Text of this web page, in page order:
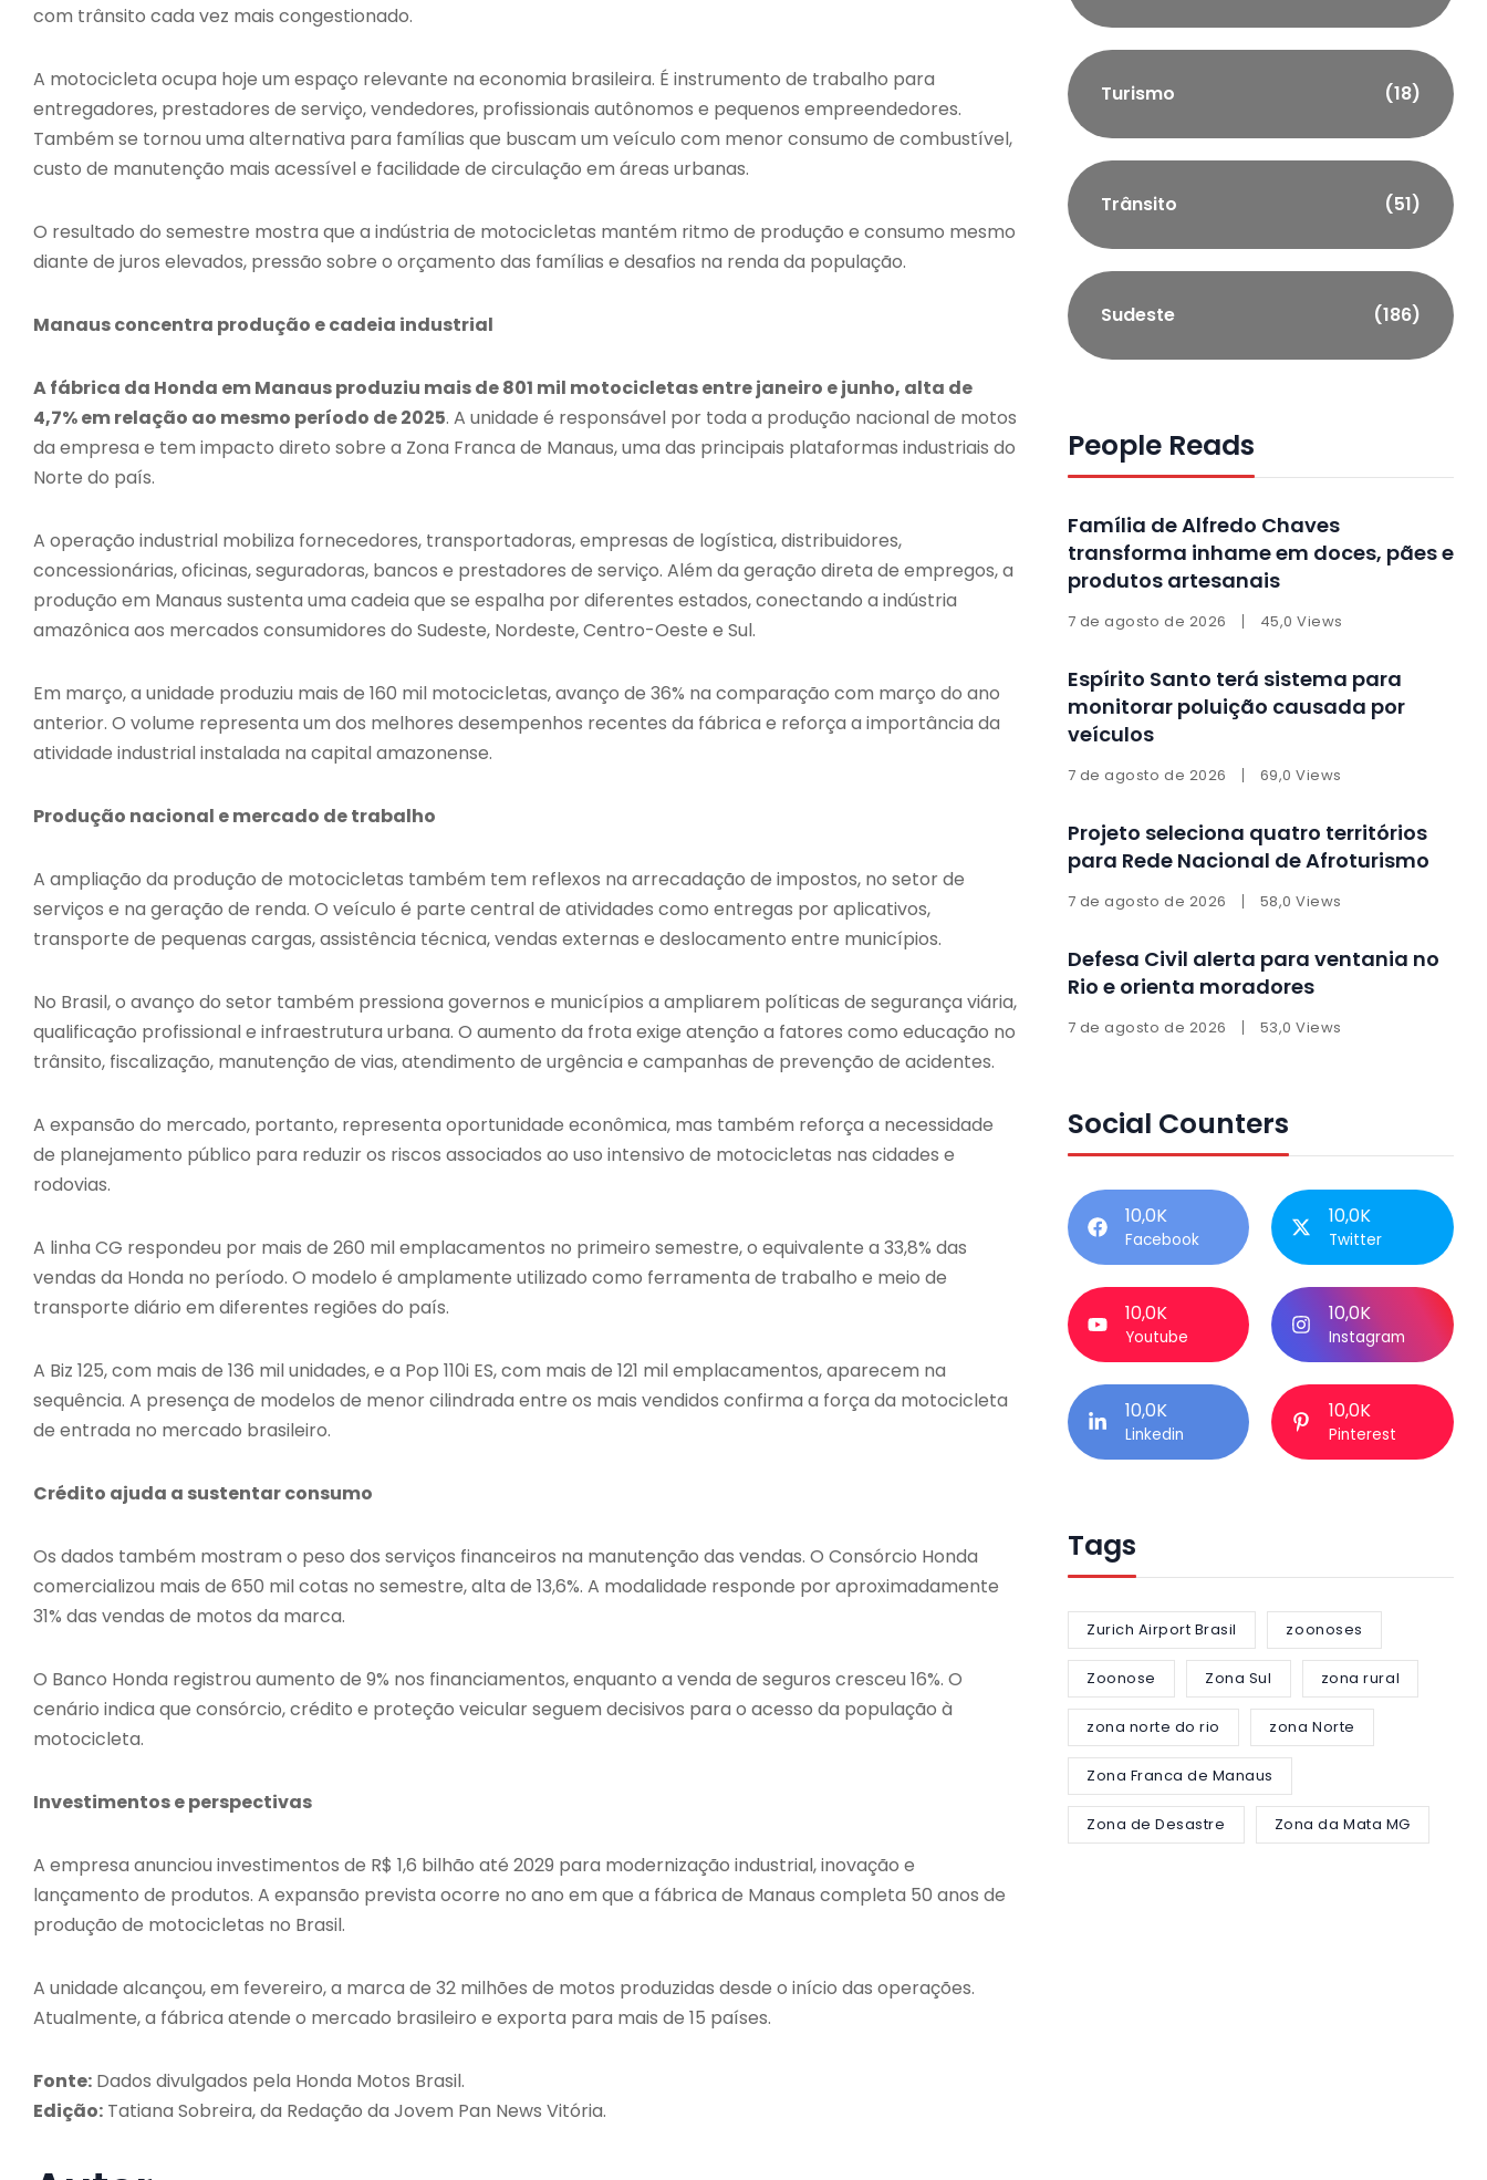
com trânsito cada vez mais congestionado.
A motocicleta ocupa hoje um espaço relevante na economia brasileira. É instrumento de trabalho para
entregadores, prestadores de serviço, vendedores, profissionais autônomos e pequenos empreendedores.
Também se tornou uma alternativa para famílias que buscam um veículo com menor consumo de combustível,
custo de manutenção mais acessível e facilidade de circulação em áreas urbanas.
O resultado do semestre mostra que a indústria de motocicletas mantém ritmo de produção e consumo mesmo
diante de juros elevados, pressão sobre o orçamento das famílias e desafios na renda da população.
Manaus concentra produção e cadeia industrial
A fábrica da Honda em Manaus produziu mais de 801 mil motocicletas entre janeiro e junho, alta de
4,7% em relação ao mesmo período de 2025. A unidade é responsável por toda a produção nacional de motos
da empresa e tem impacto direto sobre a Zona Franca de Manaus, uma das principais plataformas industriais do
Norte do país.
A operação industrial mobiliza fornecedores, transportadoras, empresas de logística, distribuidores,
concessionárias, oficinas, seguradoras, bancos e prestadores de serviço. Além da geração direta de empregos, a
produção em Manaus sustenta uma cadeia que se espalha por diferentes estados, conectando a indústria
amazônica aos mercados consumidores do Sudeste, Nordeste, Centro-Oeste e Sul.
Em março, a unidade produziu mais de 160 mil motocicletas, avanço de 36% na comparação com março do ano
anterior. O volume representa um dos melhores desempenhos recentes da fábrica e reforça a importância da
atividade industrial instalada na capital amazonense.
Produção nacional e mercado de trabalho
A ampliação da produção de motocicletas também tem reflexos na arrecadação de impostos, no setor de
serviços e na geração de renda. O veículo é parte central de atividades como entregas por aplicativos,
transporte de pequenas cargas, assistência técnica, vendas externas e deslocamento entre municípios.
No Brasil, o avanço do setor também pressiona governos e municípios a ampliarem políticas de segurança viária,
qualificação profissional e infraestrutura urbana. O aumento da frota exige atenção a fatores como educação no
trânsito, fiscalização, manutenção de vias, atendimento de urgência e campanhas de prevenção de acidentes.
A expansão do mercado, portanto, representa oportunidade econômica, mas também reforça a necessidade
de planejamento público para reduzir os riscos associados ao uso intensivo de motocicletas nas cidades e
rodovias.
A linha CG respondeu por mais de 260 mil emplacamentos no primeiro semestre, o equivalente a 33,8% das
vendas da Honda no período. O modelo é amplamente utilizado como ferramenta de trabalho e meio de
transporte diário em diferentes regiões do país.
A Biz 125, com mais de 136 mil unidades, e a Pop 110i ES, com mais de 121 mil emplacamentos, aparecem na
sequência. A presença de modelos de menor cilindrada entre os mais vendidos confirma a força da motocicleta
de entrada no mercado brasileiro.
Crédito ajuda a sustentar consumo
Os dados também mostram o peso dos serviços financeiros na manutenção das vendas. O Consórcio Honda
comercializou mais de 650 mil cotas no semestre, alta de 13,6%. A modalidade responde por aproximadamente
31% das vendas de motos da marca.
O Banco Honda registrou aumento de 9% nos financiamentos, enquanto a venda de seguros cresceu 16%. O
cenário indica que consórcio, crédito e proteção veicular seguem decisivos para o acesso da população à
motocicleta.
Investimentos e perspectivas
A empresa anunciou investimentos de R$ 1,6 bilhão até 2029 para modernização industrial, inovação e
lançamento de produtos. A expansão prevista ocorre no ano em que a fábrica de Manaus completa 50 anos de
produção de motocicletas no Brasil.
A unidade alcançou, em fevereiro, a marca de 32 milhões de motos produzidas desde o início das operações.
Atualmente, a fábrica atende o mercado brasileiro e exporta para mais de 15 países.
Fonte: Dados divulgados pela Honda Motos Brasil.
Edição: Tatiana Sobreira, da Redação da Jovem Pan News Vitória.
Turismo (18)
Trânsito (51)
Sudeste (186)
People Reads
Família de Alfredo Chaves
transforma inhame em doces, pães e
produtos artesanais
7 de agosto de 2026 45,0 Views
Espírito Santo terá sistema para
monitorar poluição causada por
veículos
7 de agosto de 2026 69,0 Views
Projeto seleciona quatro territórios
para Rede Nacional de Afroturismo
7 de agosto de 2026 58,0 Views
Defesa Civil alerta para ventania no
Rio e orienta moradores
7 de agosto de 2026 53,0 Views
Social Counters
10,0K
Facebook
10,0K
Twitter
10,0K
Youtube
10,0K
Instagram
10,0K
Linkedin
10,0K
Pinterest
Tags
Zurich Airport Brasil zoonoses
Zoonose Zona Sul zona rural
zona norte do rio zona Norte
Zona Franca de Manaus
Zona de Desastre Zona da Mata MG